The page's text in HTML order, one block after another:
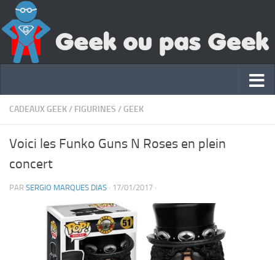
CADEAUX GEEK/ FIGURINES / GEEK
Voici les Funko Guns N Roses en plein
concert
PAR SERGIO MARQUES DIAS · 17/01/2017 ·